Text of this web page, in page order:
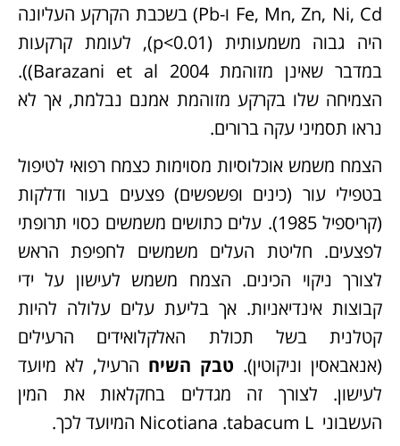
Fe, Mn, Zn, Ni, Cd ו-Pb) בשכבת הקרקע העליונה
היה גבוה משמעותית (p<0.01), לעומת קרקעות
במדבר שאינן מזוהמת Barazani et al 2004)).
הצמיחה שלו בקרקע מזוהמת אמנם נבלמת, אך לא
נראו תסמיני עקה ברורים.
הצמח משמש אוכלוסיות מסוימות כצמח רפואי לטיפול
בטפילי עור (כינים ופשפשים) פצעים בעור ודלקות
(קריספיל 1985). עלים כתושים משמשים כסוי תרופתי
לפצעים. חליטת העלים משמשים לחפיפת הראש
לצורך ניקוי הכינים. הצמח משמש לעישון על ידי
קבוצות אינדיאניות. אך בליעת עלים עלולה להיות
קטלנית בשל תכולת האלקלואידים הרעילים
(אנאבאסין וניקוטין). טבק השיח הרעיל, לא מיועד
לעישון. לצורך זה מגדלים בחקלאות את המין
העשבוני Nicotiana .tabacum L המיועד לכך.